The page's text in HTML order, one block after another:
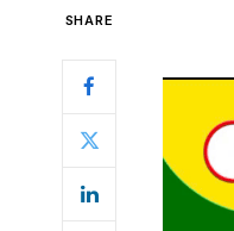
SHARE